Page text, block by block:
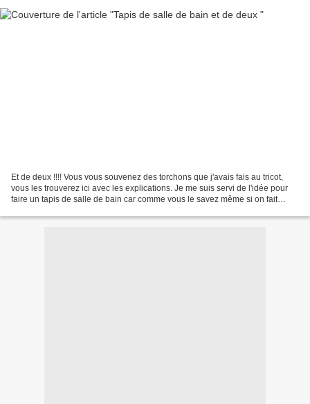
Et de deux !!!! Vous vous souvenez des torchons que j'avais fais au tricot,
vous les trouverez ici avec les explications. Je me suis servi de l'idée pour
faire un tapis de salle de bain car comme vous le savez même si on fait